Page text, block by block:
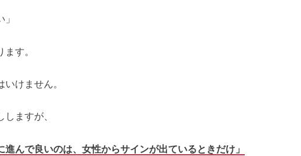
す。
けません。
ますが、
進んで良いのは、女性からサインが出ているときだけ」